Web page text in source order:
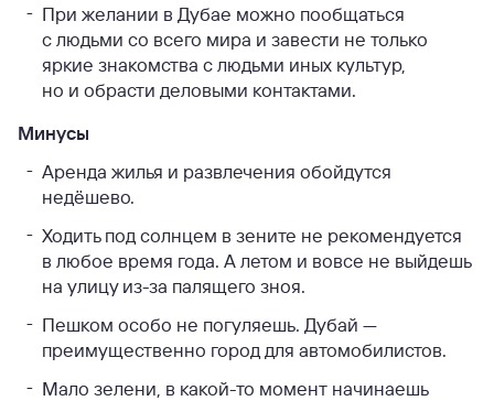
При желании в Дубае можно пообщаться
с людьми со всего мира и завести не только
яркие знакомства с людьми иных культур,
но и обрасти деловыми контактами.
Минусы
Аренда жилья и развлечения обойдутся
недёшево.
Ходить под солнцем в зените не рекомендуется
в любое время года. А летом и вовсе не выйдешь
на улицу из-за палящего зноя.
Пешком особо не погуляешь. Дубай —
преимущественно город для автомобилистов.
Мало зелени, в какой-то момент начинаешь